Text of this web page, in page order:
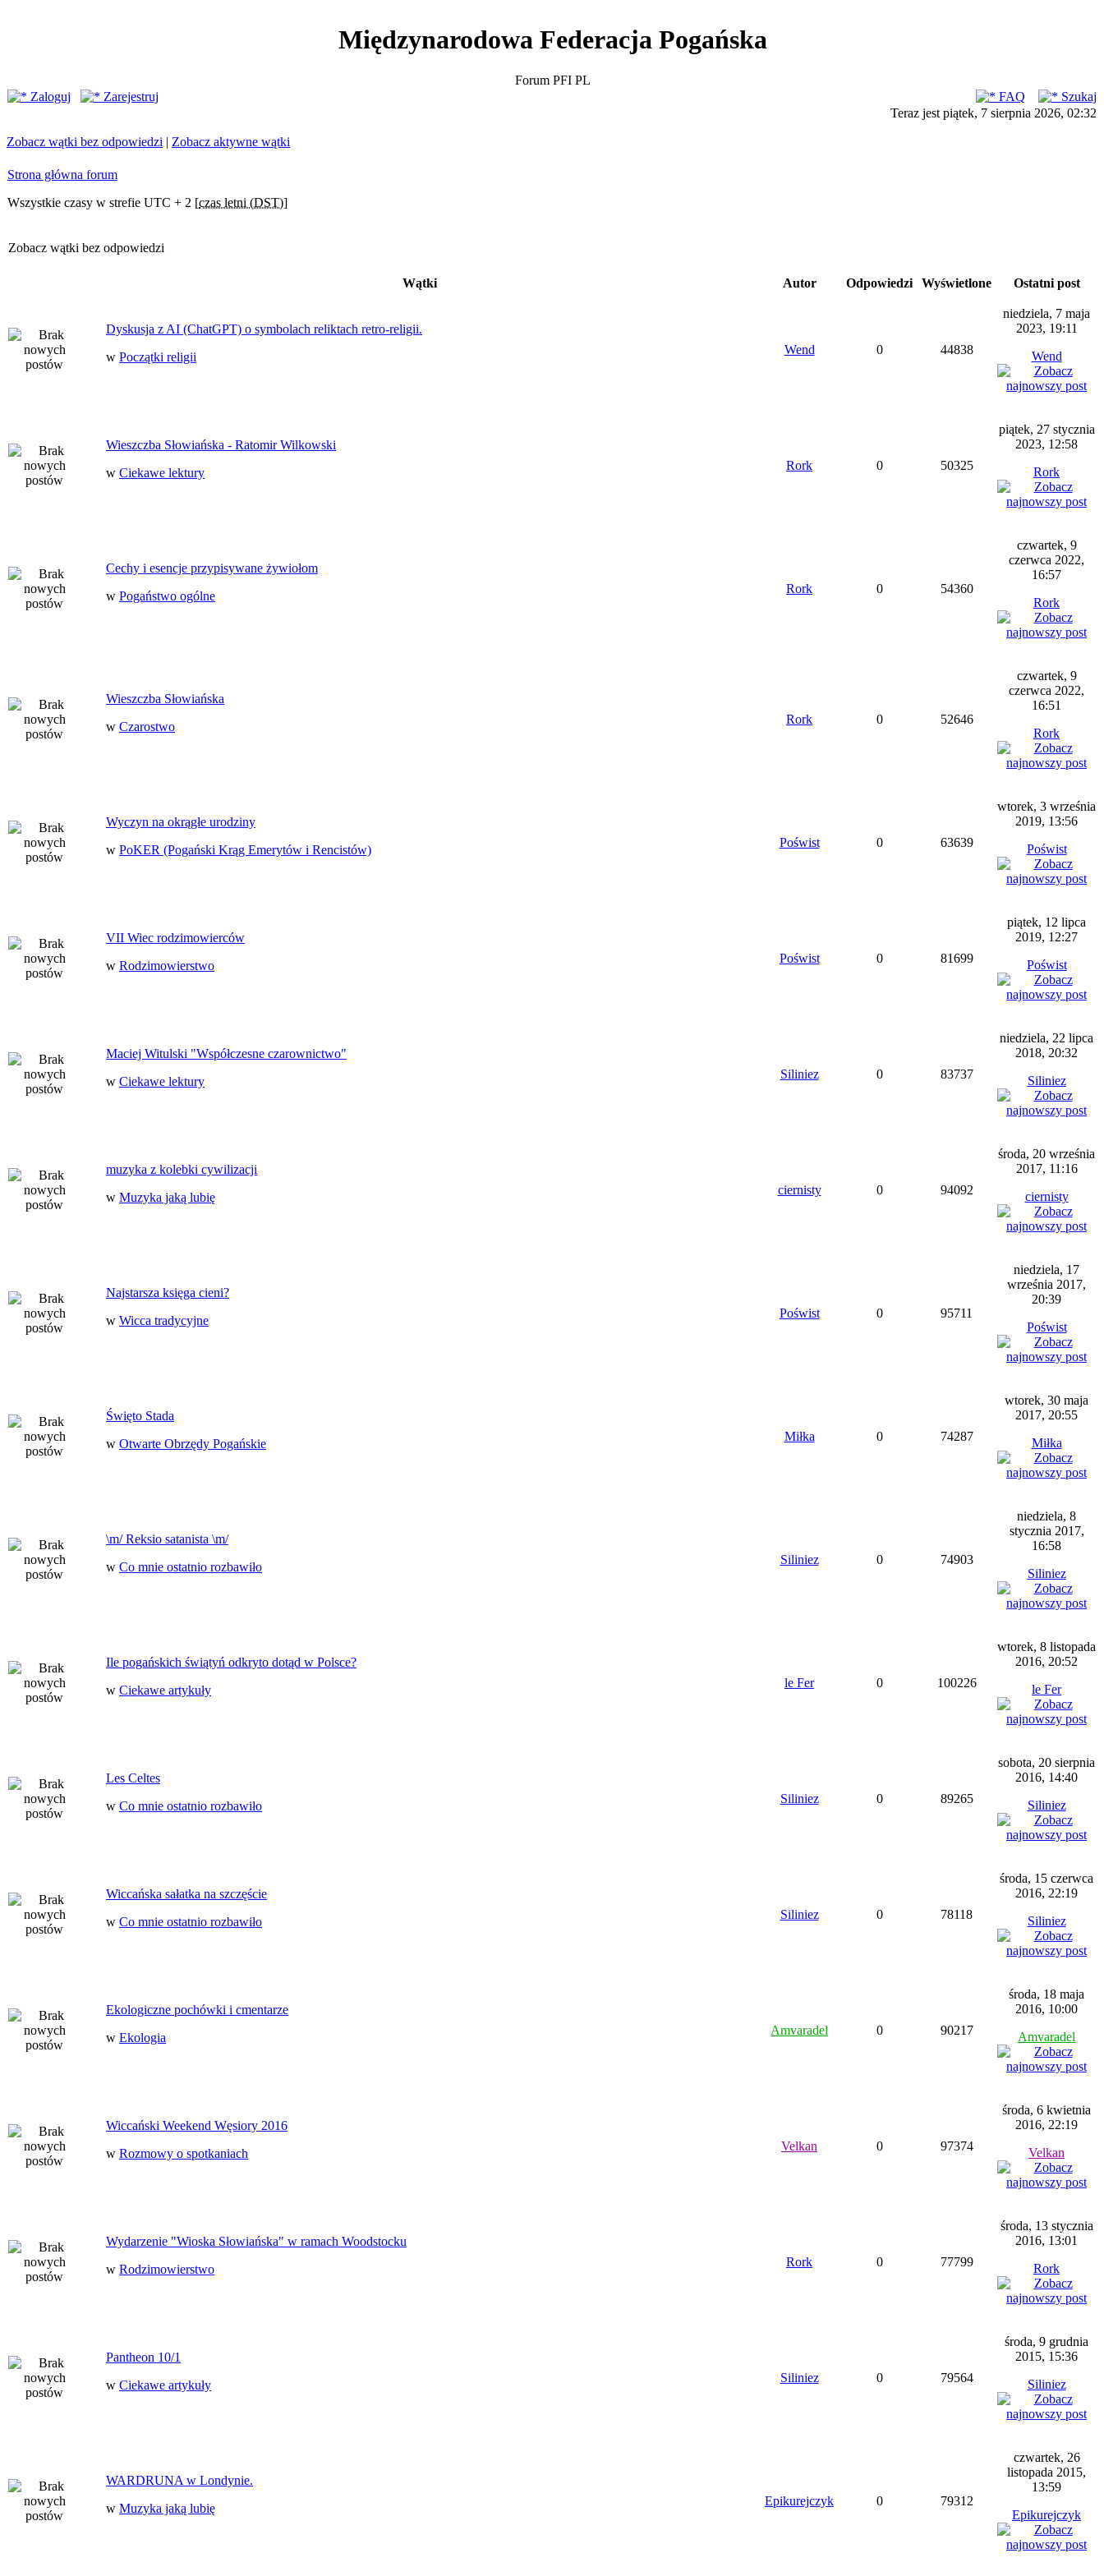
Międzynarodowa Federacja Pogańska
Forum PFI PL
Zaloguj
Zarejestruj FAQ
Szukaj
Teraz jest piątek, 7 sierpnia 2026, 02:32
Zobacz wątki bez odpowiedzi | Zobacz aktywne wątki
Strona główna forum
Wszystkie czasy w strefie UTC + 2 [czas letni (DST)]
Zobacz wątki bez odpowiedzi
Wątki Autor Odpowiedzi Wyświetlone Ostatni post
Dyskusja z AI (ChatGPT) o symbolach reliktach retro-religii.
w Początki religii
Wend 0 44838
niedziela, 7 maja
2023, 19:11
Wend
Wieszczba Słowiańska - Ratomir Wilkowski
w Ciekawe lektury
Rork 0 50325
piątek, 27 stycznia
2023, 12:58
Rork
Cechy i esencje przypisywane żywiołom
w Pogaństwo ogólne
Rork 0 54360
czwartek, 9
czerwca 2022,
16:57
Rork
Wieszczba Słowiańska
w Czarostwo
Rork 0 52646
czwartek, 9
czerwca 2022,
16:51
Rork
Wyczyn na okrągłe urodziny
w PoKER (Pogański Krąg Emerytów i Rencistów)
Poświst 0 63639
wtorek, 3 września
2019, 13:56
Poświst
VII Wiec rodzimowierców
w Rodzimowierstwo
Poświst 0 81699
piątek, 12 lipca
2019, 12:27
Poświst
Maciej Witulski "Współczesne czarownictwo"
w Ciekawe lektury
Siliniez 0 83737
niedziela, 22 lipca
2018, 20:32
Siliniez
muzyka z kolebki cywilizacji
w Muzyka jaką lubię
ciernisty 0 94092
środa, 20 września
2017, 11:16
ciernisty
Najstarsza księga cieni?
w Wicca tradycyjne
Poświst 0 95711
niedziela, 17
września 2017,
20:39
Poświst
Święto Stada
w Otwarte Obrzędy Pogańskie
Miłka 0 74287
wtorek, 30 maja
2017, 20:55
Miłka
\m/ Reksio satanista \m/
w Co mnie ostatnio rozbawiło
Siliniez 0 74903
niedziela, 8
stycznia 2017,
16:58
Siliniez
Ile pogańskich świątyń odkryto dotąd w Polsce?
w Ciekawe artykuły
le Fer 0 100226
wtorek, 8 listopada
2016, 20:52
le Fer
Les Celtes
w Co mnie ostatnio rozbawiło
Siliniez 0 89265
sobota, 20 sierpnia
2016, 14:40
Siliniez
Wiccańska sałatka na szczęście
w Co mnie ostatnio rozbawiło
Siliniez 0 78118
środa, 15 czerwca
2016, 22:19
Siliniez
Ekologiczne pochówki i cmentarze
w Ekologia
Amvaradel 0 90217
środa, 18 maja
2016, 10:00
Amvaradel
Wiccański Weekend Węsiory 2016
w Rozmowy o spotkaniach
Velkan 0 97374
środa, 6 kwietnia
2016, 22:19
Velkan
Wydarzenie "Wioska Słowiańska" w ramach Woodstocku
w Rodzimowierstwo
Rork 0 77799
środa, 13 stycznia
2016, 13:01
Rork
Pantheon 10/1
w Ciekawe artykuły
Siliniez 0 79564
środa, 9 grudnia
2015, 15:36
Siliniez
WARDRUNA w Londynie.
w Muzyka jaką lubię
Epikurejczyk 0 79312
czwartek, 26
listopada 2015,
13:59
Epikurejczyk